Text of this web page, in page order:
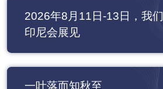
2026年8月11日-13日，我们
印尼会展见
一叶落而知秋至